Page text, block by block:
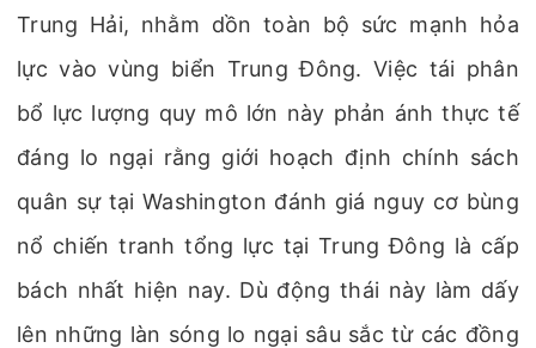
Trung Hải, nhằm dồn toàn bộ sức mạnh hỏa
lực vào vùng biển Trung Đông. Việc tái phân
bổ lực lượng quy mô lớn này phản ánh thực tế
đáng lo ngại rằng giới hoạch định chính sách
quân sự tại Washington đánh giá nguy cơ bùng
nổ chiến tranh tổng lực tại Trung Đông là cấp
bách nhất hiện nay. Dù động thái này làm dấy
lên những làn sóng lo ngại sâu sắc từ các đồng